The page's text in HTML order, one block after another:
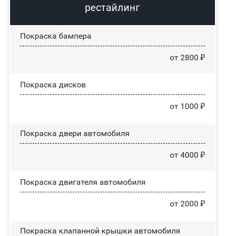
рестайлинг
Покраска бампера
от 2800 ₽
Покраска дисков
от 1000 ₽
Покраска двери автомобиля
от 4000 ₽
Покраска двигателя автомобиля
от 2000 ₽
Покраска клапанной крышки автомобиля